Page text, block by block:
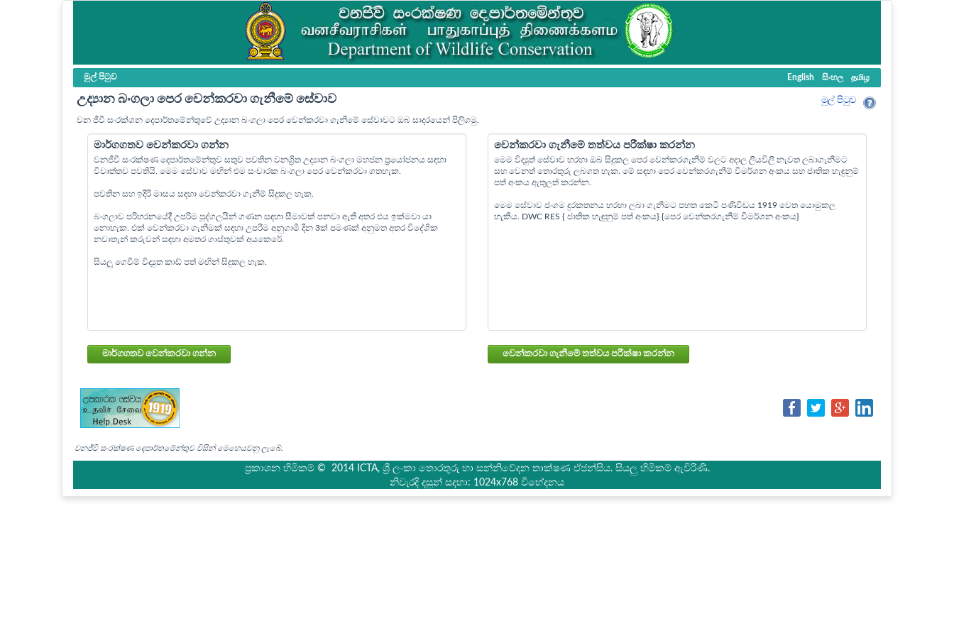
මුල් පි‍ටුව English සිංහල தமிழ
උද්‍යාන බංගලා පෙර වෙන්කරවා ගැනීමේ සේවාව මුල් පි‍ටුව
වන ජීවී සංරක්ශන දෙපාර්තමේන්තුවේ උද්‍යාන බංගලා පෙර වෙන්කරවා ගැනීමේ සේවාවට ඔබ සාදරයෙන් පිලිගමු.
මාර්ගගතව වෙන්කරවා ගන්න
වනජීවී සංරක්ෂණ දෙපාර්තමේන්තුව සතුව පවතින වනශ්‍රිත උද්‍යාන බංගලා මහජන ප්‍රයෝජනය සඳහා
විවෘත්තව පවතියි. මෙම සේවාව මඟින් එම සංචාරක බංගලා පෙර වෙන්කරවා ගතහැක.
පවතින සහ ඉදිරි මාසය සඳහා වෙන්කරවා ගැනීම් සිදුකල හැක.
බංගලාව පරිහරනයේදී උපරිම පුද්ගලයින් ගණන සඳහා සීමාවක් පනවා ඇති අතර එය ඉක්මවා යා
නොහැක. එක් වෙන්කරවා ගැනීමක් සඳහා උපරිම අනුගාමී දින 3ක් පමණක් අනුමත අතර විදේශික
නවාතැන් කරුවන් සඳහා අමතර ගාස්තුවක් අයකෙරේ.
සියලු ගෙවීම් විද්‍යුත කාඩ් පත් මඟින් සිදුකල හැක.
මාර්ගගතව වෙන්කරවා ගන්න
වෙන්කරවා ගැනීමේ තත්වය පරීක්ෂා කරන්න
මෙම විද්‍යුත් සේවාව හරහා ඔබ සිදුකල පෙර වෙන්කරගැනීම් වලට අදාල ලියවිලි නැවත ලබාගැනීමට
සහ වෙනත් තොරතුරු ලබගත හැක. මේ සඳහා පෙර වෙන්කරගැනීම් විමර්ශන අංකය සහ ජාතික හැඳුනුම්
පත් අංකය ඇතුලත් කරන්න.
මෙම සේවාව ජංගම දුරකතනය හරහා ලබා ගැනීමට පහත කෙටි පණිවිඩය 1919 වෙත යොමුකල
හැකිය. DWC RES { ජාතික හැඳුනුම් පත් අංකය} {පෙර වෙන්කරගැනීම් විමර්ශන අංකය}
වෙන්කරවා ගැනීමේ තත්වය පරීක්ෂා කරන්න
වනජීවී සංරක්ෂණ දෙපාර්තමේන්තුව විසින් මෙහෙයවනු ලැබේ.
ප්‍රකාශන හිමිකම් © 2014 ICTA, ශ්‍රී ලංකා තොරතුරු හා සන්නිවේදන තාක්ෂණ ඒජන්සිය. සියලු හිමිකම් ඇවිරිණි.
නිවැරදි දසුන් සදහා: 1024x768 විභේදනය